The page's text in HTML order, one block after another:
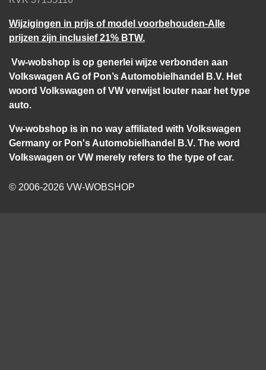
Wijzigingen in prijs of model voorbehouden-Alle
prijzen zijn inclusief 21% BTW.
Vw-wobshop is op generlei wijze verbonden aan
Volkswagen AG of Pon’s Automobielhandel B.V. Het
woord Volkswagen of VW verwijst louter naar het type
auto.
Vw-wobshop is in no way affiliated with Volkswagen
Germany or Pon's Automobielhandel B.V. The word
Volkswagen or VW merely refers to the type of car.
© 2006-2026 VW-WOBSHOP